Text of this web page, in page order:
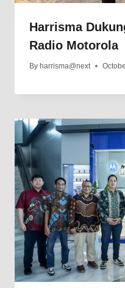
Harrisma
Radio Motorola
By harrisma@next